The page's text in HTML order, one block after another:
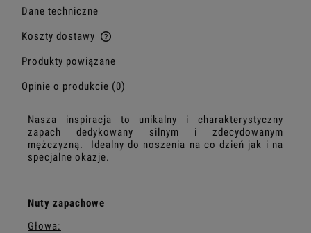
Dane techniczne
Koszty dostawy
Cena nie zawiera ewentualnych kosztów płatności
Produkty powiązane
Opinie o produkcie (0)
Nasza inspiracja to unikalny i charakterystyczny
zapach dedykowany silnym i zdecydowanym
mężczyzną. Idealny do noszenia na co dzień jak i na
specjalne okazje.
Nuty zapachowe
Głowa: